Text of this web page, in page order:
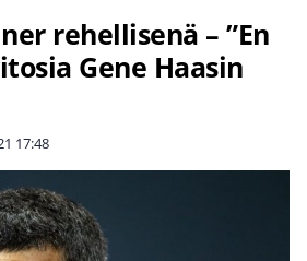
rehellisenä – ”En
Gene Haasin
17:48